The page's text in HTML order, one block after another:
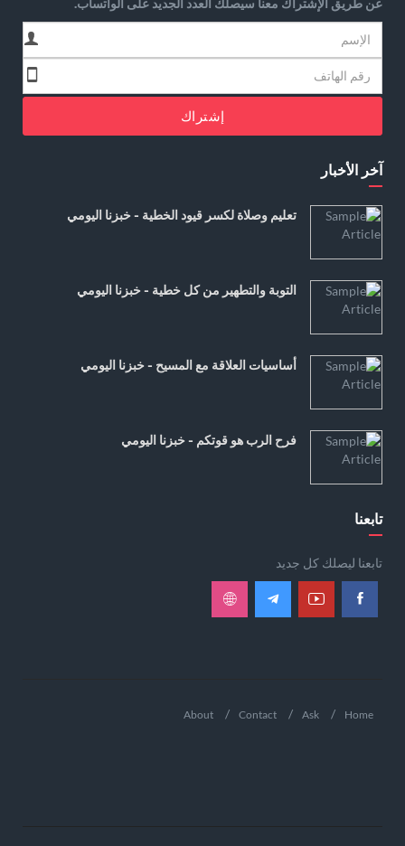
إشتراك
آخر الأخبار
تعليم وصلاة لكسر قيود الخطية - خبزنا اليومي
التوبة والتطهير من كل خطية - خبزنا اليومي
أساسيات العلاقة مع المسيح - خبزنا اليومي
فرح الرب هو قوتكم - خبزنا اليومي
تابعنا
تابعنا ليصلك كل جديد
Home
Ask
Contact
About